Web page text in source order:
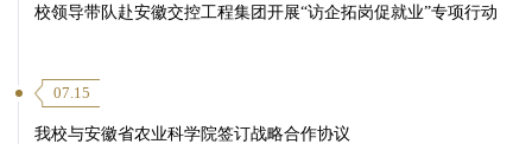
校领导带队赴安徽交控工程集团开展“访企拓岗促就业”专项行动
07.15
我校与安徽省农业科学院签订战略合作协议